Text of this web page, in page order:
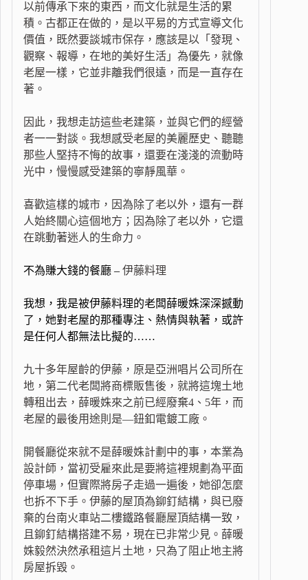
以前傳承下來的東西，而文化就是生活的累
積。古都正在做的，是以平易的方式宣導文化
價值，既然要談城市保存，應該是以「發現、
觀察、報導，在地的美好生活」為優先，就像
老屋一樣，它並非離我們很遠，而是一直存在
著。
因此，我想走訪這些老建築，並與它們的經營
者一一對談。我想感受老屋的美麗歷史、聽聽
那些人堅持不悔的故事，還要在淺淺的流動時
光中，慢慢感受建築的寧靜風華。
喜歡這樣的城市，因為除了老以外，還有一群
人始終關心這個地方；因為除了老以外，它還
在跳動著迷人的生命力。
不為賺大錢的餐廳 – 伊藤料理
我想，我是被伊藤料理的老闆薛暖姝深深撼動
了，她對老屋的那種專注、熱情與執著，或許
是任何人都無法比擬的……
九十多年屋齡的伊藤，原是亞洲唱片公司所在
地，第二代老闆將商標販售後，就將這塊土地
轉租出去，薛暖姝來之前已經廢棄4、5年，而
老屋的最後用途則是—鈕釦電鍍工廠。
開餐廳從來就不是薛暖姝計劃中的事，本業為
設計師，當初受雇來此是要將這裡規劃為平面
停車場，但實際將房子走過一遍後，她卻怎麼
也拆不下手。伊藤的屋頂為鉚釘結構，與已廢
棄的台南火車站二樓鐵路餐廳屋頂結構一致，
且鉚釘結構搭建不易，現在已非常少見。薛暖
姝毅然決然承租這片土地，只為了阻止地主將
房屋拆毀。